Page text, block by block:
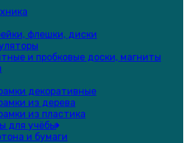
флешки, диски
и пробковые доски, магниты
декоративные
из дерева
из пластика
для учёбы
и бумаги